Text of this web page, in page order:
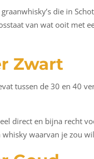
die in
van wat ooit met
Zwart
tussen de 30 en
direct en bijna recht
waarvan je zou